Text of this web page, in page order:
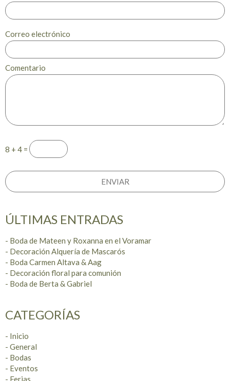
Correo electrónico
Comentario
8 + 4 =
ÚLTIMAS ENTRADAS
- Boda de Mateen y Roxanna en el Voramar
- Decoración Alquería de Mascarós
- Boda Carmen Altava & Aag
- Decoración floral para comunión
- Boda de Berta & Gabriel
CATEGORÍAS
- Inicio
- General
- Bodas
- Eventos
- Ferias